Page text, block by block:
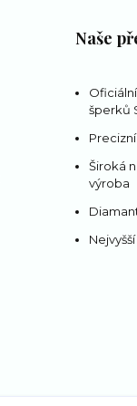
Naše
šperků
Široká
výroba